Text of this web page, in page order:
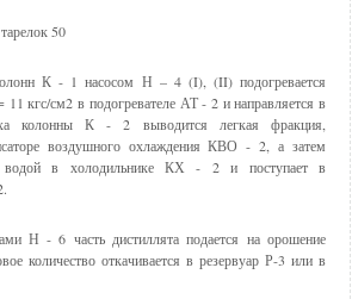
50
К - 1 насосом Н – 4 (I), (II) подогревается
11 кгс/см2 в подогревателе АТ - 2 и направляется в
колонны К - 2 выводится легкая фракция,
воздушного охлаждения КВО - 2, а затем
водой в холодильнике КХ - 2 и поступает в
Н - 6 часть дистиллята подается на орошение
количество откачивается в резервуар Р-3 или в